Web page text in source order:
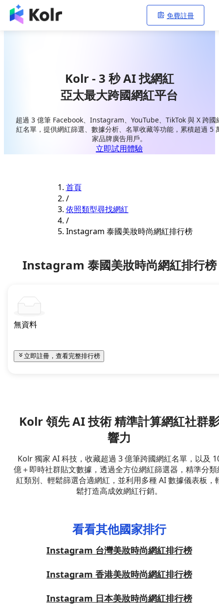
免費註冊
Kolr - 3 秒 AI 找網紅
亞太最大跨國網紅平台
超過 3 億筆 Facebook、Instagram、YouTube、TikTok 與 X 跨國
紅名單，提供網紅篩選、數據分析、名單收藏等功能，累積超過 5
家品牌廣告用戶。
立即試用體驗
首頁
/
依照類型尋找網紅
/
Instagram 泰國美妝時尚網紅排行榜
Instagram 泰國美妝時尚網紅排行榜
無資料
立即註冊，查看完整排行榜
Kolr 領先 AI 技術 精準計算網紅社群
響力
Kolr 獨家 AI 科技，收藏超過 3 億筆跨國網紅名單，以及
億＋即時社群貼文數據，透過全方位網紅篩選器，精準分類
紅類別、輕鬆篩選合適網紅，並利用多種 AI 數據儀表板，
鬆打造高成效網紅行銷。
看看其他國家排行
Instagram 台灣美妝時尚網紅排行榜
Instagram 香港美妝時尚網紅排行榜
Instagram 日本美妝時尚網紅排行榜